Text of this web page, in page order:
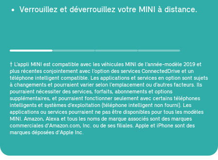
Verrouillez et déverrouillez votre MINI à distance.
† L’appli MINI est compatible avec les véhicules MINI de l’année-modèle 2019 et
plus récentes conjointement avec l’option des services ConnectedDrive et un
téléphone intelligent compatible. Les applications et services en option sont sujets
à changements et pourraient varier selon l’emplacement ou d’autres facteurs. Ils
pourraient nécessiter des services, forfaits, abonnements et options
supplémentaires, et pourraient fonctionner seulement avec certains téléphones
intelligents et systèmes d’exploitation (téléphone intelligent non fourni). Les
applications ou services pourraient ne pas être disponibles pour tous les modèles
MINI. Amazon, Alexa et tous les noms de marque associés sont des marques
commerciales d'Amazon.com, Inc. ou de ses filiales. Apple et iPhone sont des
marques déposées d'Apple Inc.